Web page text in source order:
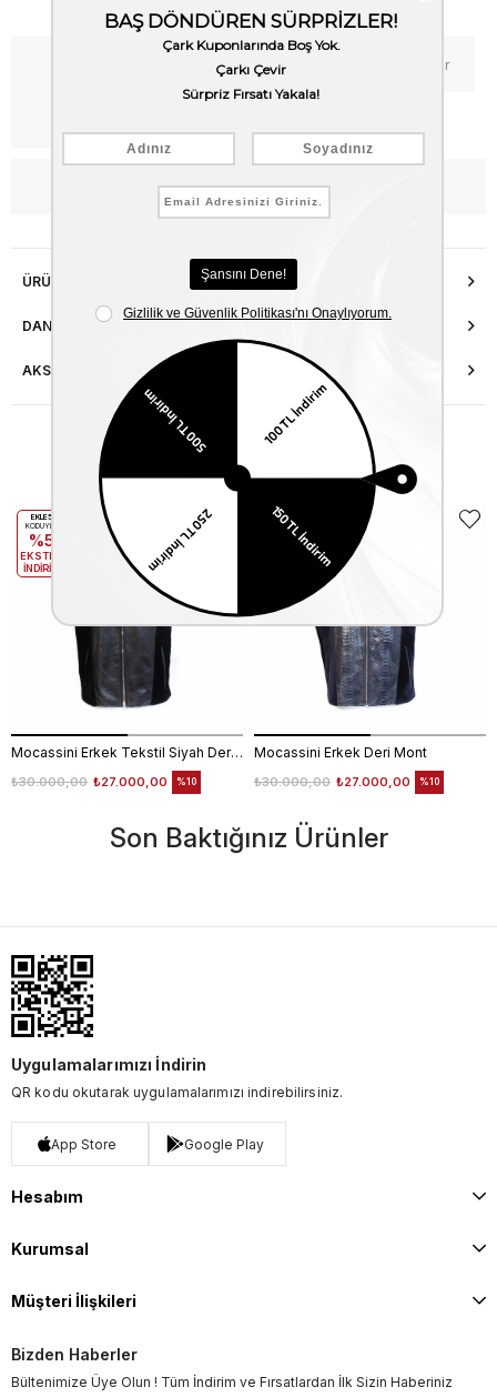
Fiyat Düşünce Haber Ver
WhatsApp’tan Bilgi Al
ÜRÜN ÖZELLIKLERI
DANIŞMA HATTI
AKSESUAR ONARIMI
Benzer Ürünler
Mocassini Erkek Tekstil Siyah Deri Mont
₺27.000,00
₺30.000,00 %10
EKLE5
KODUYLA
%5
EKSTRA
İNDİRİM
Mocassini Erkek Deri Mont
₺27.000,00
₺30.000,00 %10
EKLE5
KODUYLA
%5
Son Baktığınız Ürünler
Uygulamalarımızı İndirin
QR kodu okutarak uygulamalarımızı indirebilirsiniz.
App Store Google Play
Hesabım
Kurumsal
Müşteri İlişkileri
Bizden Haberler
Bültenimize Üye Olun ! Tüm İndirim ve Fırsatlardan İlk Sizin Haberiniz